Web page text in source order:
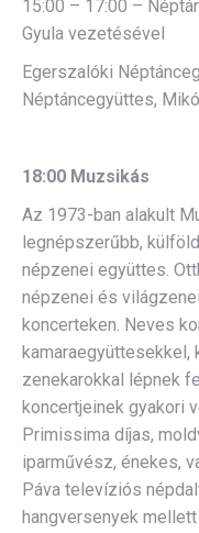
15:00 – 17:00 –
Gyula vezetésével
Egerszalóki
Néptáncegyüttes,
18:00 Muzsikás
Az 1973-ban alakult
legnépszerűbb,
népzenei együttes.
népzenei és
koncerteken. Neves
zenekarokkal lépnek
koncertjeinek gyakori
Primissima díjas,
iparművész, énekes,
Páva televíziós
hangversenyek